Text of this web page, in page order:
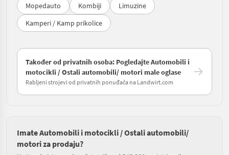
Mopedauto Kombiji
Limuzine
Kamperi / Kamp prikolice
Također od privatnih osoba: Pogledajte Automobili i
motocikli / Ostali automobili/ motori male oglase
Rabljeni strojevi od privatnih ponuđača na Landwirt.com
Imate Automobili i motocikli / Ostali automobili/
motori za prodaju?